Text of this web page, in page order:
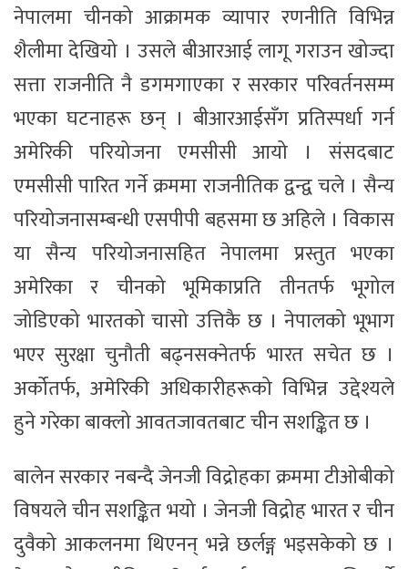
नेपालमा चीनको आक्रामक व्यापार रणनीति विभिन्न
शैलीमा देखियो । उसले बीआरआई लागू गराउन खोज्दा
सत्ता राजनीति नै डगमगाएका र सरकार परिवर्तनसम्म
भएका घटनाहरू छन् । बीआरआईसँग प्रतिस्पर्धा गर्न
अमेरिकी परियोजना एमसीसी आयो । संसदबाट
एमसीसी पारित गर्ने क्रममा राजनीतिक द्वन्द्व चले । सैन्य
परियोजनासम्बन्धी एसपीपी बहसमा छ अहिले । विकास
या सैन्य परियोजनासहित नेपालमा प्रस्तुत भएका
अमेरिका र चीनको भूमिकाप्रति तीनतर्फ भूगोल
जोडिएको भारतको चासो उत्तिकै छ । नेपालको भूभाग
भएर सुरक्षा चुनौती बढ्नसक्नेतर्फ भारत सचेत छ ।
अर्कोतर्फ, अमेरिकी अधिकारीहरूको विभिन्न उद्देश्यले
हुने गरेका बाक्लो आवतजावतबाट चीन सशङ्कित छ ।
बालेन सरकार नबन्दै जेनजी विद्रोहका क्रममा टीओबीको
विषयले चीन सशङ्कित भयो । जेनजी विद्रोह भारत र चीन
दुवैको आकलनमा थिएनन् भन्ने छर्लङ्ग भइसकेको छ ।